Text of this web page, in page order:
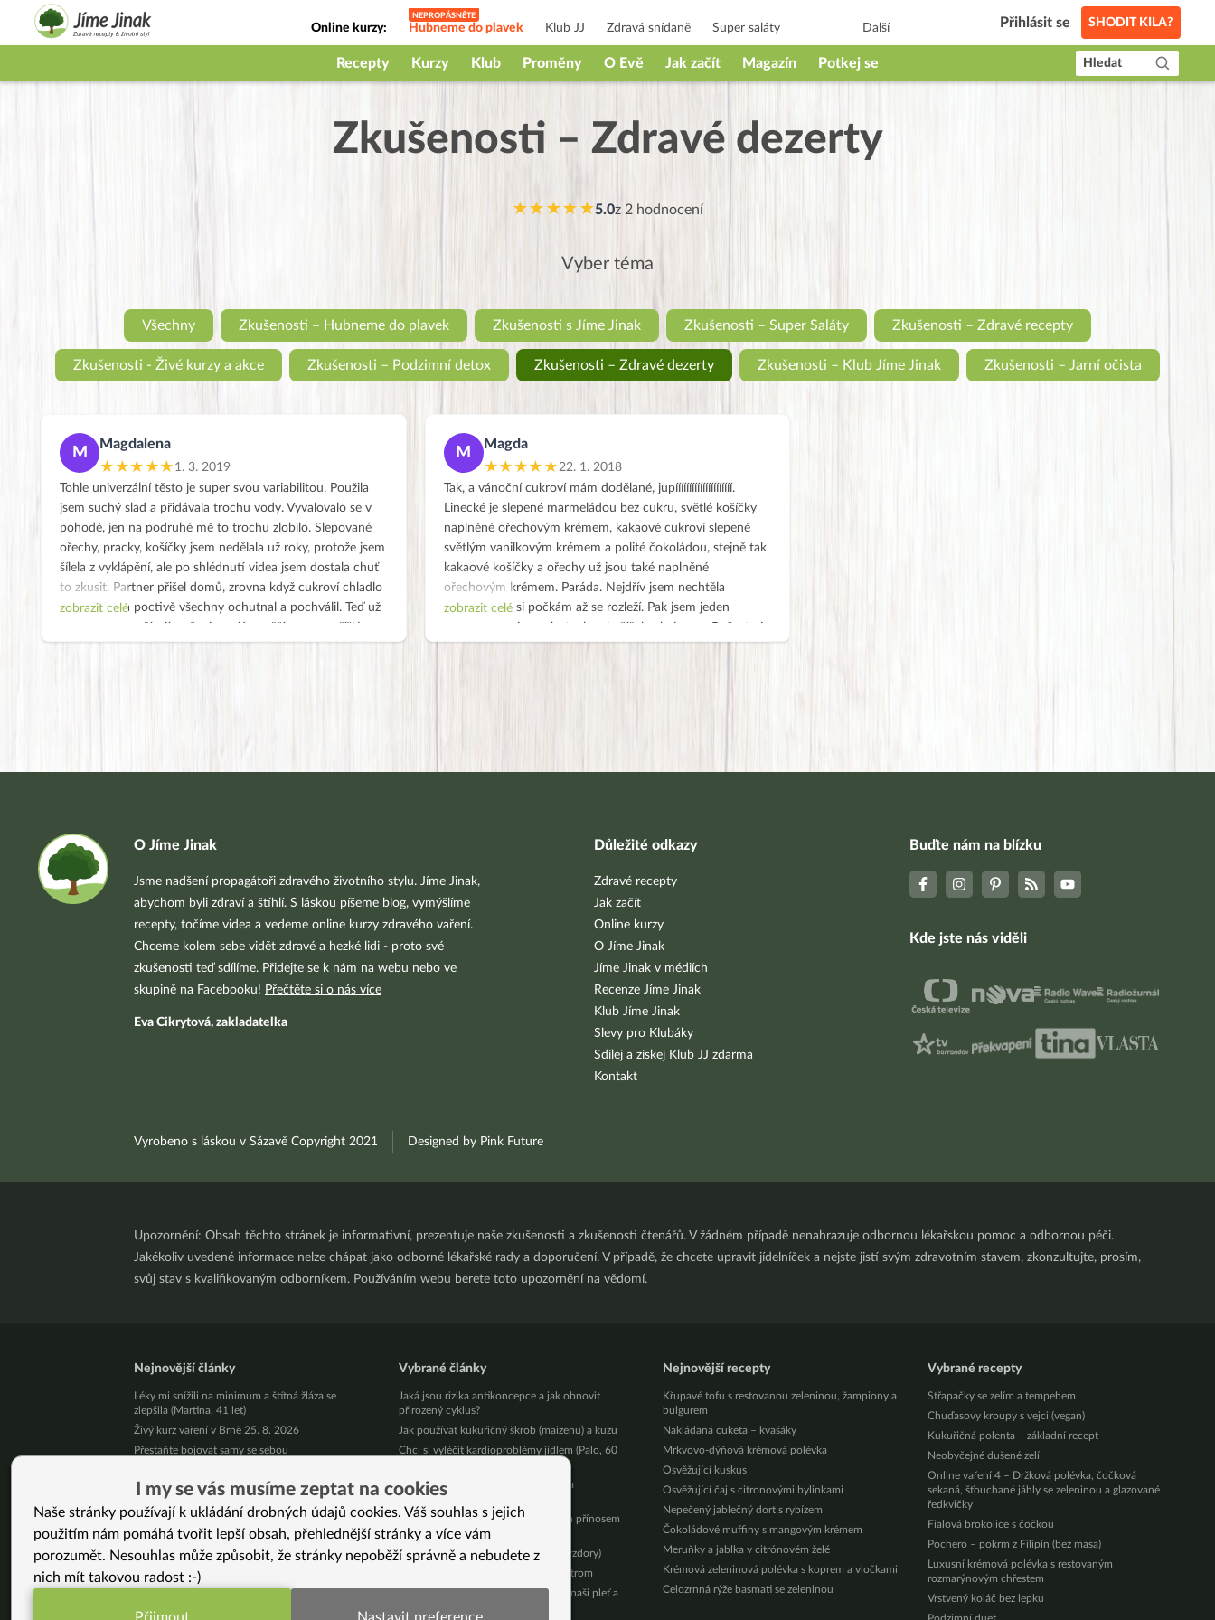
Online kurzy: Hubneme do plavek Klub JJ Zdravá snídaně Super saláty
Jak na babičky
Další Přihlásit se SHODIT KILA?
Recepty Kurzy Klub Proměny O Evě Jak začít Magazín Potkej se Hledat
Zkušenosti – Zdravé dezerty
★★★★★5.0z 2 hodnocení
Vyber téma
Všechny Zkušenosti – Hubneme do plavek Zkušenosti s Jíme Jinak Zkušenosti – Super Saláty Zkušenosti – Zdravé recepty
Zkušenosti - Živé kurzy a akce Zkušenosti – Podzimní detox Zkušenosti – Zdravé dezerty Zkušenosti – Klub Jíme Jinak Zkušenosti – Jarní očista
M
Magdalena
★★★★★ 1. 3. 2019
Tohle univerzální těsto je super svou variabilitou. Použila
jsem suchý slad a přidávala trochu vody. Vyvalovalo se v
pohodě, jen na podruhé mě to trochu zlobilo. Slepované
ořechy, pracky, košíčky jsem nedělala už roky, protože jsem
šílela z vyklápění, ale po shlédnutí videa jsem dostala chuť
to zkusit. Partner přišel domů, zrovna když cukroví chladlo
na talířcích a poctivě všechny ochutnal a pochválil. Teď už
zobrazit celé
M
Magda
★★★★★22. 1. 2018
Tak, a vánoční cukroví mám dodělané, jupííííííííííííííííííííí.
Linecké je slepené marmeládou bez cukru, světlé košíčky
naplněné ořechovým krémem, kakaové cukroví slepené
světlým vanilkovým krémem a polité čokoládou, stejně tak
kakaové košíčky a ořechy už jsou také naplněné
ořechovým krémem. Paráda. Nejdřív jsem nechtěla
ochutnat, že si počkám až se rozleží. Pak jsem jeden
zobrazit celé
O Jíme Jinak
Jsme nadšení propagátoři zdravého životního stylu. Jíme Jinak,
abychom byli zdraví a štíhlí. S láskou píšeme blog, vymýšlíme
recepty, točíme videa a vedeme online kurzy zdravého vaření.
Chceme kolem sebe vidět zdravé a hezké lidi - proto své
zkušenosti teď sdílíme. Přidejte se k nám na webu nebo ve
skupině na Facebooku! Přečtěte si o nás více
Eva Cikrytová, zakladatelka
Důležité odkazy
Zdravé recepty
Jak začít
Online kurzy
O Jíme Jinak
Jíme Jinak v médiích
Recenze Jíme Jinak
Klub Jíme Jinak
Slevy pro Klubáky
Sdílej a získej Klub JJ zdarma
Kontakt
Buďte nám na blízku
Kde jste nás viděli
Vyrobeno s láskou v Sázavě Copyright 2021 Designed by Pink Future
Upozornění: Obsah těchto stránek je informativní, prezentuje naše zkušenosti a zkušenosti čtenářů. V žádném případě nenahrazuje odbornou lékařskou pomoc a odbornou péči.
Jakékoliv uvedené informace nelze chápat jako odborné lékařské rady a doporučení. V případě, že chcete upravit jídelníček a nejste jistí svým zdravotním stavem, zkonzultujte, prosím,
svůj stav s kvalifikovaným odborníkem. Používáním webu berete toto upozornění na vědomí.
Nejnovější články
Léky mi snížili na minimum a štítná žláza se
zlepšila (Martina, 41 let)
Živý kurz vaření v Brně 25. 8. 2026
Přestaňte bojovat samy se sebou
Už vás unavuje, že někdo pořád řeší, jak byste
měla vypadat?
Jak podpořit své zdraví v srpnu
Nezměnila jsem jen jídelníček. Změnila jsem celý
svůj život. (Jana, 46 let)
Vybrané články
Jaká jsou rizika antikoncepce a jak obnovit
přirozený cyklus?
Jak používat kukuřičný škrob (maizenu) a kuzu
Chci si vyléčit kardioproblémy jídlem (Palo, 60
7 jednoduchých tipů, jak u vás doma
minimalizovat odpad
Čirok: nenápadná obilovina s velkým přínosem
pro zdraví
Jaro v naší kuchyni (chumelenici navzdory)
Tvoření – soví hnízdění a podzimní strom
Řapíkatý celer – superpotravina pro naši pleť a
Nejnovější recepty
Křupavé tofu s restovanou zeleninou, žampiony a
bulgurem
Nakládaná cuketa – kvašáky
Mrkvovo-dýňová krémová polévka
Osvěžující kuskus
Osvěžující čaj s citronovými bylinkami
Nepečený jablečný dort s rybízem
Čokoládové muffiny s mangovým krémem
Meruňky a jablka v citrónovém želé
Krémová zeleninová polévka s koprem a vločkami
Celozrnná rýže basmati se zeleninou
Vybrané recepty
Střapačky se zelím a tempehem
Chuďasovy kroupy s vejci (vegan)
Kukuřičná polenta – základní recept
Neobyčejné dušené zelí
Online vaření 4 – Držková polévka, čočková
sekaná, šťouchané jáhly se zeleninou a glazované
ředkvičky
Fialová brokolice s čočkou
Pochero – pokrm z Filipín (bez masa)
Luxusní krémová polévka s restovaným
rozmarýnovým chřestem
Vrstvený koláč bez lepku
I my se vás musíme zeptat na cookies
Naše stránky používají k ukládání drobných údajů cookies. Váš souhlas s jejich
použitím nám pomáhá tvořit lepší obsah, přehlednější stránky a více vám
porozumět. Nesouhlas může způsobit, že stránky nepoběží správně a nebudete z
nich mít takovou radost :-)